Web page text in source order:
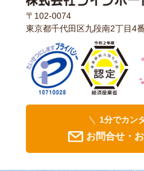
〒102-0074
東京都千代田区九段南2丁目4
1分でカン
お問合せ・